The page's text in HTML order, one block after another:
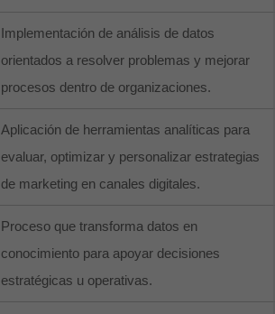
Implementación de análisis de datos
orientados a resolver problemas y mejorar
procesos dentro de organizaciones.
Aplicación de herramientas analíticas para
evaluar, optimizar y personalizar estrategias
de marketing en canales digitales.
Proceso que transforma datos en
conocimiento para apoyar decisiones
estratégicas u operativas.